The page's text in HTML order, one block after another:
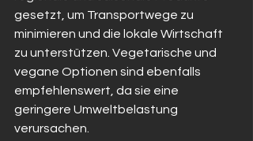
gesetzt, um Transportwege zu
minimieren und die lokale Wirtschaft
zu unterstützen. Vegetarische und
vegane Optionen sind ebenfalls
empfehlenswert, da sie eine
geringere Umweltbelastung
verursachen.